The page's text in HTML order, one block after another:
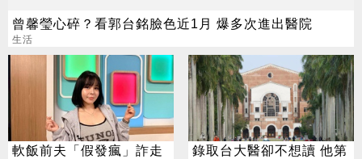
曾馨瑩心碎？看郭台銘臉色近1月 爆多次進出醫院
生活
軟飯前夫「假發瘋」詐走
錄取台大醫卻不想讀 他第